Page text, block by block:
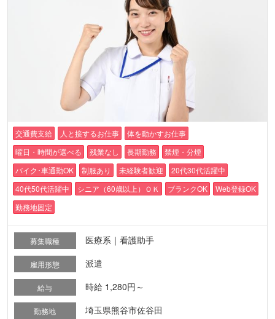
交通費支給 人と接するお仕事
体を動かすお仕事
曜日・時間が選べる
残業なし 長期勤務
禁煙・分煙
バイク･車通勤OK
制服あり 未経験者歓迎
20代30代活躍中
40代50代活躍中
シニア（60歳以上）ＯＫ ブランクOK
Web登録OK
勤務地固定
募集職種 医療系｜看護助手
雇用形態 派遣
給与 時給 1,280円～
勤務地 埼玉県熊谷市佐谷田